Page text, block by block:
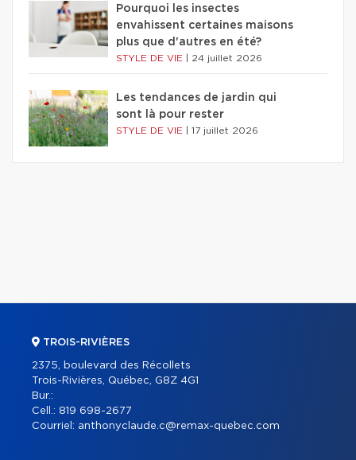
Pourquoi les insectes
envahissent certaines maisons
plus que d'autres en été?
STYLE DE VIE 24 juillet 2026
Les tendances de jardin qui
sont là pour rester
STYLE DE VIE 17 juillet 2026
TROIS-RIVIÈRES
2375, boulevard des Récollets
Trois-Rivières, Québec, G8Z 4G1
Bur.:
Cell.: 819 698-2677
Courriel: anthonyclaude.c@remax-quebec.com